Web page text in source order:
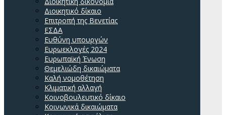
Διοικητικό δίκαιο
Επιτροπή της Βενετίας
ΕΣΔΑ
Ευθύνη υπουργών
Ευρωεκλογές 2024
Ευρωπαϊκή Ένωση
Θεμελιώδη δικαιώματα
Καλή νομοθέτηση
Κλιματική αλλαγή
Κοινοβουλευτικό δίκαιο
Κοινωνικά δικαιώματα